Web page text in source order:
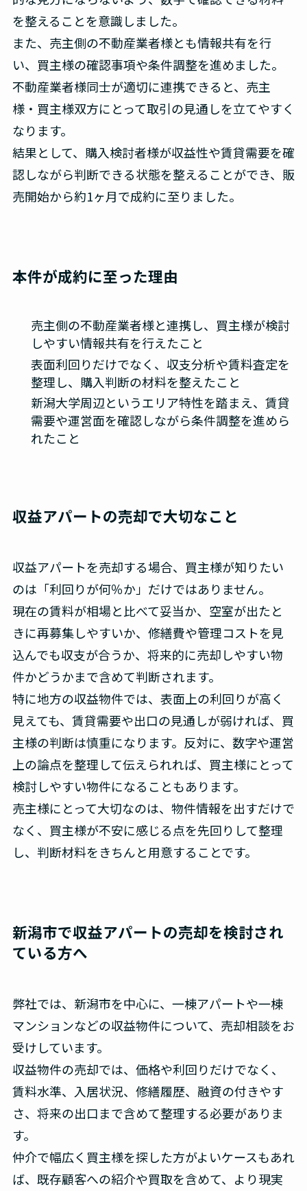
を整えることを意識しました。
また、売主側の不動産業者様とも情報共有を行
い、買主様の確認事項や条件調整を進めました。
不動産業者様同士が適切に連携できると、売主
様・買主様双方にとって取引の見通しを立てやすく
なります。
結果として、購入検討者様が収益性や賃貸需要を確
認しながら判断できる状態を整えることができ、販
売開始から約1ヶ月で成約に至りました。
本件が成約に至った理由
売主側の不動産業者様と連携し、買主様が検討
しやすい情報共有を行えたこと
表面利回りだけでなく、収支分析や賃料査定を
整理し、購入判断の材料を整えたこと
新潟大学周辺というエリア特性を踏まえ、賃貸
需要や運営面を確認しながら条件調整を進めら
れたこと
収益アパートの売却で大切なこと
収益アパートを売却する場合、買主様が知りたい
のは「利回りが何％か」だけではありません。
現在の賃料が相場と比べて妥当か、空室が出たと
きに再募集しやすいか、修繕費や管理コストを見
込んでも収支が合うか、将来的に売却しやすい物
件かどうかまで含めて判断されます。
特に地方の収益物件では、表面上の利回りが高く
見えても、賃貸需要や出口の見通しが弱ければ、買
主様の判断は慎重になります。反対に、数字や運営
上の論点を整理して伝えられれば、買主様にとって
検討しやすい物件になることもあります。
売主様にとって大切なのは、物件情報を出すだけで
なく、買主様が不安に感じる点を先回りして整理
し、判断材料をきちんと用意することです。
新潟市で収益アパートの売却を検討され
ている方へ
弊社では、新潟市を中心に、一棟アパートや一棟
マンションなどの収益物件について、売却相談をお
受けしています。
収益物件の売却では、価格や利回りだけでなく、
賃料水準、入居状況、修繕履歴、融資の付きやす
さ、将来の出口まで含めて整理する必要がありま
す。
仲介で幅広く買主様を探した方がよいケースもあれ
ば、既存顧客への紹介や買取を含めて、より現実